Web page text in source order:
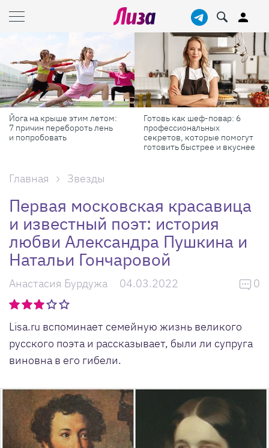
Готовь как шеф-повар: 6
профессиональных
секретов, которые помогут
Масштабные приключения:
самые красивые фестивали
России в августе
Главная Звезды
Первая московская красавица
и известный поэт: история
любви Александра Пушкина и
Натальи Гончаровой
Анастасия Бурдужа 04.03.2022 0
Lisa.ru вспоминает семейную жизнь великого
русского поэта и рассказывает, были ли супруга
виновна в его гибели.